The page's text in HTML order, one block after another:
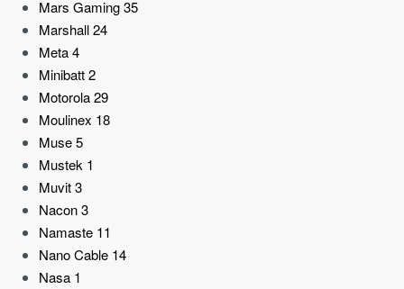
Mars Gaming35
Marshall24
Meta4
Minibatt2
Motorola29
Moulinex 18
Muse5
Mustek 1
Muvit3
Nacon3
Namaste 11
Nano Cable 14
Nasa 1